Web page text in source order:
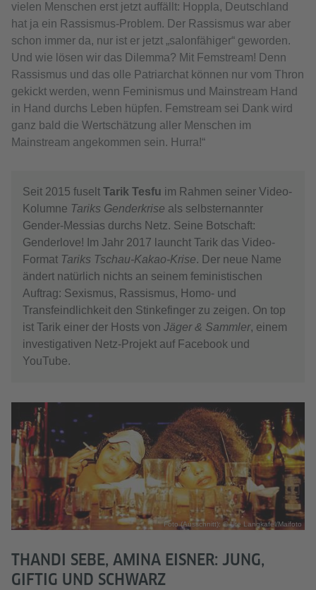
Akzeptieren
vielen Menschen erst jetzt auffällt: Hoppla, Deutschland
hat ja ein Rassismus-Problem. Der Rassismus war aber
schon immer da, nur ist er jetzt „salonfähiger“ geworden.
Und wie lösen wir das Dilemma? Mit Femstream! Denn
Rassismus und das olle Patriarchat können nur vom Thron
gekickt werden, wenn Feminismus und Mainstream Hand
in Hand durchs Leben hüpfen. Femstream sei Dank wird
ganz bald die Wertschätzung aller Menschen im
Mainstream angekommen sein. Hurra!“
Seit 2015 fuselt Tarik Tesfu im Rahmen seiner Video-
Kolumne Tariks Genderkrise als selbsternannter
Gender-Messias durchs Netz. Seine Botschaft:
Genderlove! Im Jahr 2017 launcht Tarik das Video-
Format Tariks Tschau-Kakao-Krise. Der neue Name
ändert natürlich nichts an seinem feministischen
Auftrag: Sexismus, Rassismus, Homo- und
Transfeindlichkeit den Stinkefinger zu zeigen. On top
ist Tarik einer der Hosts von Jäger & Sammler, einem
investigativen Netz-Projekt auf Facebook und
YouTube.
Foto (Ausschnitt): © Ute Langkafel/Maifoto
THANDI SEBE, AMINA EISNER: JUNG,
GIFTIG UND SCHWARZ